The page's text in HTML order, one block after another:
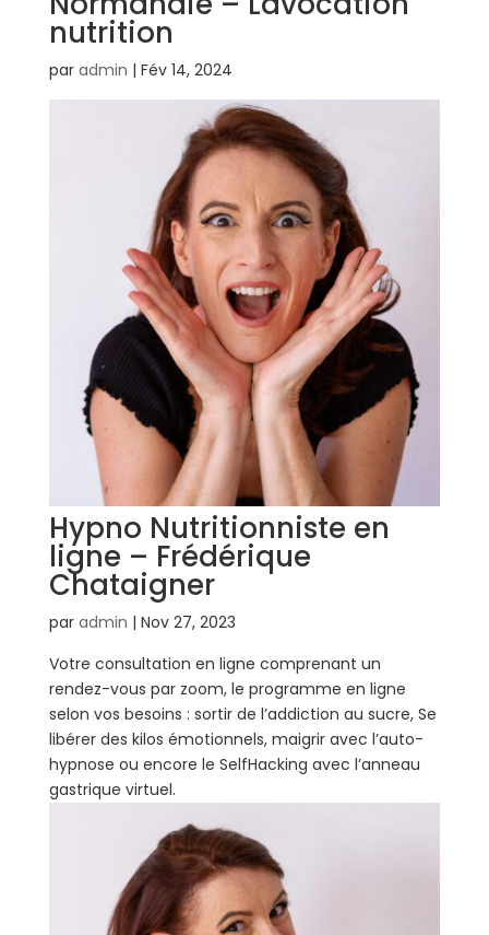
nutrition
par admin | Fév 14, 2024
Hypno Nutritionniste en
ligne – Frédérique
Chataigner
par admin | Nov 27, 2023
Votre consultation en ligne comprenant un
rendez-vous par zoom, le programme en ligne
selon vos besoins : sortir de l’addiction au sucre, Se
libérer des kilos émotionnels, maigrir avec l’auto-
hypnose ou encore le SelfHacking avec l’anneau
gastrique virtuel.